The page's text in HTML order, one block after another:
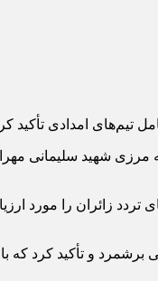
تیم‌های امدادی تأکید
مرزی شهید سلیمانی
را مورد
و تأکید کرد که